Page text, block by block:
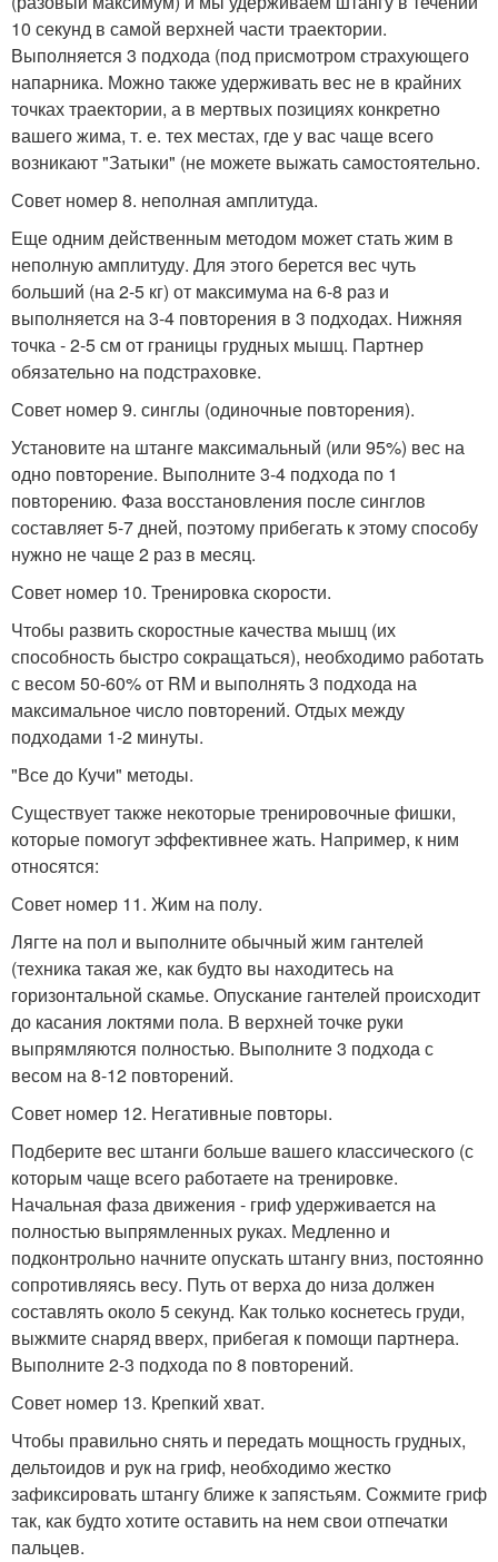
10 секунд в самой верхней части траектории.
Выполняется 3 подхода (под присмотром страхующего
напарника. Можно также удерживать вес не в крайних
точках траектории, а в мертвых позициях конкретно
вашего жима, т. е. тех местах, где у вас чаще всего
возникают "Затыки" (не можете выжать самостоятельно.
Совет номер 8. неполная амплитуда.
Еще одним действенным методом может стать жим в
неполную амплитуду. Для этого берется вес чуть
больший (на 2-5 кг) от максимума на 6-8 раз и
выполняется на 3-4 повторения в 3 подходах. Нижняя
точка - 2-5 см от границы грудных мышц. Партнер
обязательно на подстраховке.
Совет номер 9. синглы (одиночные повторения).
Установите на штанге максимальный (или 95%) вес на
одно повторение. Выполните 3-4 подхода по 1
повторению. Фаза восстановления после синглов
составляет 5-7 дней, поэтому прибегать к этому способу
нужно не чаще 2 раз в месяц.
Совет номер 10. Тренировка скорости.
Чтобы развить скоростные качества мышц (их
способность быстро сокращаться), необходимо работать
с весом 50-60% от RM и выполнять 3 подхода на
максимальное число повторений. Отдых между
подходами 1-2 минуты.
"Все до Кучи" методы.
Существует также некоторые тренировочные фишки,
которые помогут эффективнее жать. Например, к ним
относятся:
Совет номер 11. Жим на полу.
Лягте на пол и выполните обычный жим гантелей
(техника такая же, как будто вы находитесь на
горизонтальной скамье. Опускание гантелей происходит
до касания локтями пола. В верхней точке руки
выпрямляются полностью. Выполните 3 подхода с
весом на 8-12 повторений.
Совет номер 12. Негативные повторы.
Подберите вес штанги больше вашего классического (с
которым чаще всего работаете на тренировке.
Начальная фаза движения - гриф удерживается на
полностью выпрямленных руках. Медленно и
подконтрольно начните опускать штангу вниз, постоянно
сопротивляясь весу. Путь от верха до низа должен
составлять около 5 секунд. Как только коснетесь груди,
выжмите снаряд вверх, прибегая к помощи партнера.
Выполните 2-3 подхода по 8 повторений.
Совет номер 13. Крепкий хват.
Чтобы правильно снять и передать мощность грудных,
дельтоидов и рук на гриф, необходимо жестко
зафиксировать штангу ближе к запястьям. Сожмите гриф
так, как будто хотите оставить на нем свои отпечатки
пальцев.